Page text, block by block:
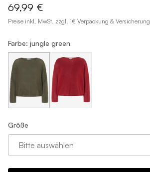
69,99 €
Preise inkl. MwSt. zzgl. 1€ Verpackung & Versicherung
Farbe: jungle green
Größe
Bitte auswählen